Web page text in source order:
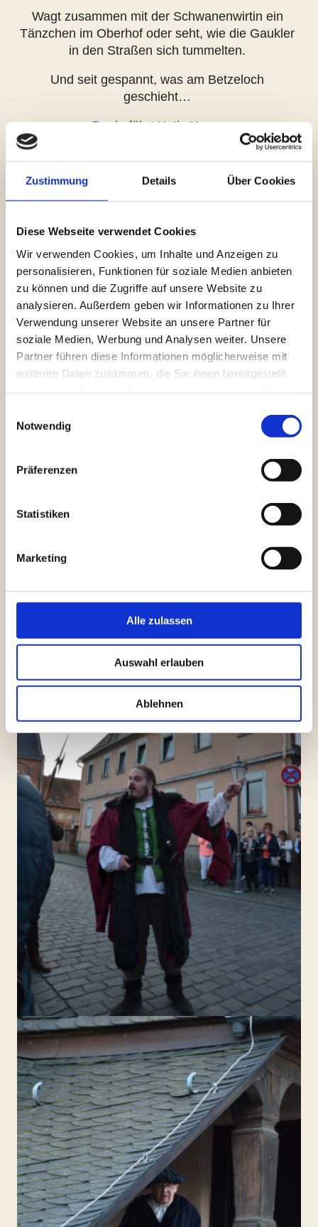
Zustimmung Details Über Cookies
Diese Webseite verwendet Cookies
Wir verwenden Cookies, um Inhalte und Anzeigen zu
personalisieren, Funktionen für soziale Medien anbieten
zu können und die Zugriffe auf unsere Website zu
analysieren. Außerdem geben wir Informationen zu Ihrer
Verwendung unserer Website an unsere Partner für
soziale Medien, Werbung und Analysen weiter. Unsere
Partner führen diese Informationen möglicherweise mit
weiteren Daten zusammen, die Sie ihnen bereitgestellt
Notwendig
Präferenzen
Statistiken
Marketing
Alle zulassen
Auswahl erlauben
Ablehnen
Wagt zusammen mit der Schwanenwirtin ein
Tänzchen im Oberhof oder seht, wie die Gaukler
in den Straßen sich tummelten.
Und seit gespannt, was am Betzeloch
geschieht…
Regie führt Katja Kopp.